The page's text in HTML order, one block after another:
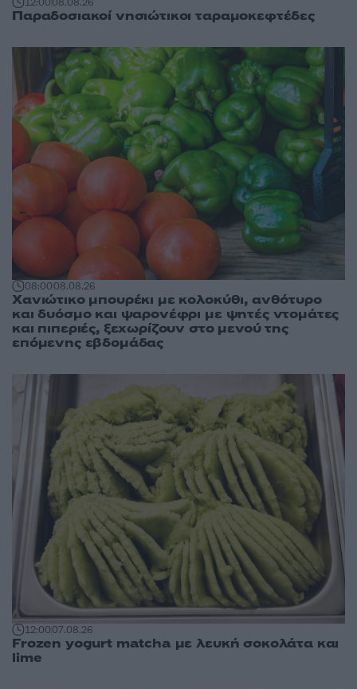
Παραδοσιακοί νησιώτικοι ταραμοκεφτέδες
08:0008.08.26
Χανιώτικο μπουρέκι με κολοκύθι, ανθότυρο
και δυόσμο και ψαρονέφρι με ψητές ντομάτες
και πιπεριές, ξεχωρίζουν στο μενού της
επόμενης εβδομάδας
12:0007.08.26
Frozen yogurt matcha με λευκή σοκολάτα και
lime